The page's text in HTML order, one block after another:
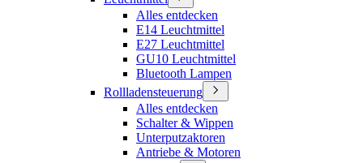
Alles entdecken
E14 Leuchtmittel
E27 Leuchtmittel
GU10 Leuchtmittel
Bluetooth Lampen
Rollladensteuerung
Alles entdecken
Schalter & Wippen
Unterputzaktoren
Antriebe & Motoren